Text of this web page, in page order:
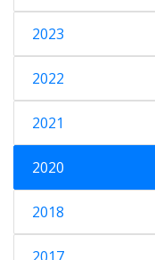
2023
2022
2021
2020
2018